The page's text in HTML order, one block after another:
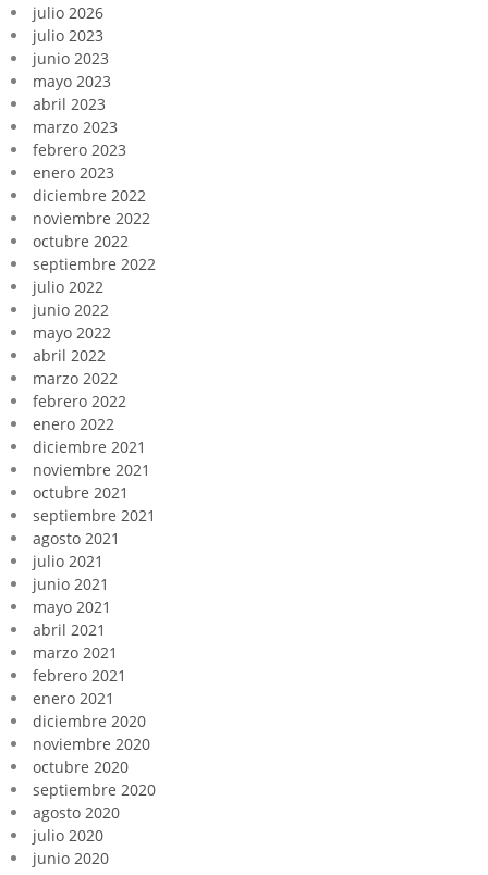
julio 2026
julio 2023
junio 2023
mayo 2023
abril 2023
marzo 2023
febrero 2023
enero 2023
diciembre 2022
noviembre 2022
octubre 2022
septiembre 2022
julio 2022
junio 2022
mayo 2022
abril 2022
marzo 2022
febrero 2022
enero 2022
diciembre 2021
noviembre 2021
octubre 2021
septiembre 2021
agosto 2021
julio 2021
junio 2021
mayo 2021
abril 2021
marzo 2021
febrero 2021
enero 2021
diciembre 2020
noviembre 2020
octubre 2020
septiembre 2020
agosto 2020
julio 2020
junio 2020